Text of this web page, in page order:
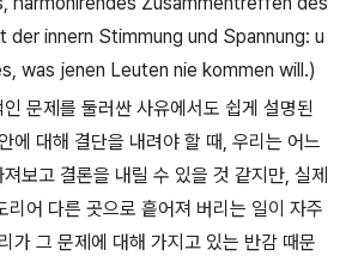
der innern Stimmung und Spannung: u
was jenen Leuten nie kommen will.)
문제를 둘러싼 사유에서도 쉽게 설명된
에 대해 결단을 내려야 할 때, 우리는 어느
보고 결론을 내릴 수 있을 것 같지만, 실제
리어 다른 곳으로 흩어져 버리는 일이 자주
가 그 문제에 대해 가지고 있는 반감 때문